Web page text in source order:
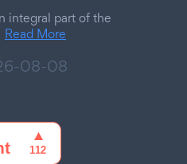
integral part of the
Read More
08-08